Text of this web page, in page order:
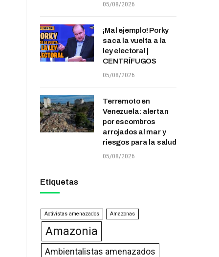
05/08/2026
¡Mal ejemplo! Porky
saca la vuelta a la
ley electoral |
CENTRÍFUGOS
05/08/2026
Terremoto en
Venezuela: alertan
por escombros
arrojados al mar y
riesgos para la salud
05/08/2026
Etiquetas
Activistas amenazados Amazonas
Amazonia
Ambientalistas amenazados